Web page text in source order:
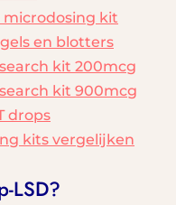
microdosing kit
en blotters
kit 200mcg
kit 900mcg
drops
kits vergelijken
LSD?